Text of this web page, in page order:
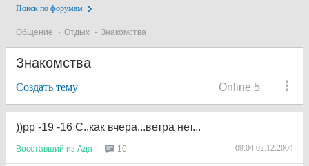
Поиск по форумам
Общение Отдых Знакомства
Знакомства
Online 5
Создать тему
))рр -19 -16 С..как вчера...ветра нет...
Восставший из Ада 10 09:04 02.12.2004